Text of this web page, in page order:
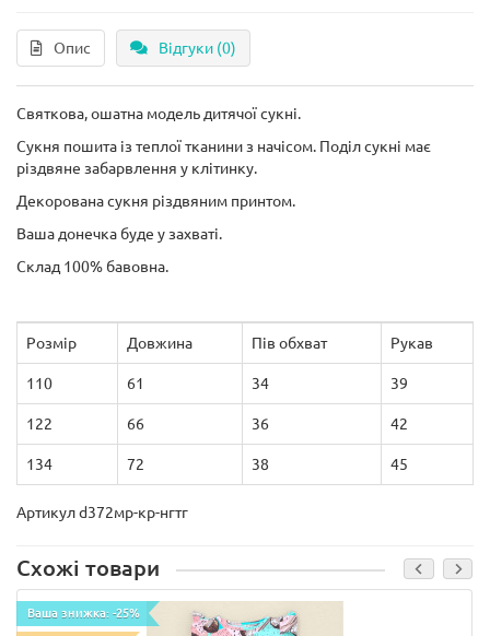
Опис Відгуки (0)
Святкова, ошатна модель дитячої сукні.
Сукня пошита із теплої тканини з начісом. Поділ сукні має
різдвяне забарвлення у клітинку.
Декорована сукня різдвяним принтом.
Ваша донечка буде у захваті.
Склад 100% бавовна.
Розмір Довжина Пів обхват Рукав
110 61 34 39
122 66 36 42
134 72 38 45
Артикул d372мр-кр-нгтг
Схожі товари
Ваша знижка: -25%